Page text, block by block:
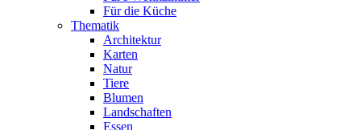
Für die Küche
Thematik
Architektur
Karten
Natur
Tiere
Blumen
Landschaften
Essen